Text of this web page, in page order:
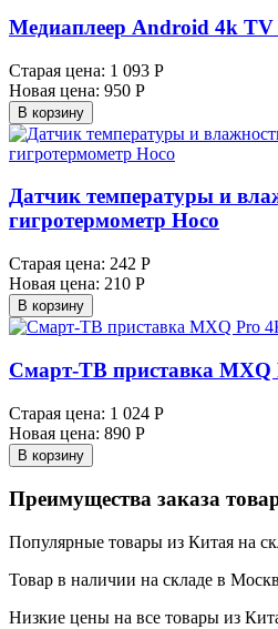
Медиаплеер Android 4k TV
Старая цена: 1 093 Р
Новая цена: 950 Р
В корзину
Датчик температуры и
гигротермометр Hoco
Старая цена: 242 Р
Новая цена: 210 Р
В корзину
Смарт-ТВ приставка MXQ
Старая цена: 1 024 Р
Новая цена: 890 Р
В корзину
Преимущества заказа
Популярные товары из Китая на
Товар в наличии на складе в
Низкие цены на все товары из